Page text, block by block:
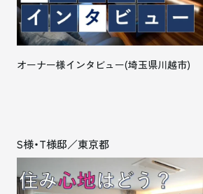
オーナー様インタビュー(埼玉県川越市)
S様・T様邸／東京都